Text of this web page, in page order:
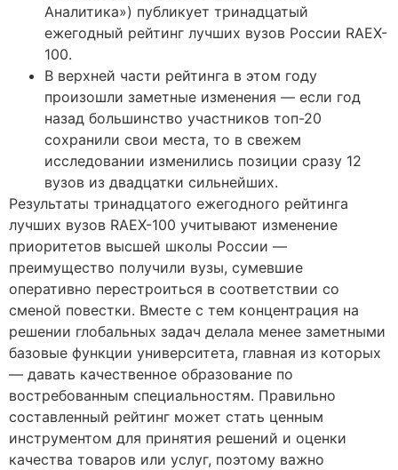
Аналитика») публикует тринадцатый
ежегодный рейтинг лучших вузов России RAEX-
100.
В верхней части рейтинга в этом году
произошли заметные изменения — если год
назад большинство участников топ-20
сохранили свои места, то в свежем
исследовании изменились позиции сразу 12
вузов из двадцатки сильнейших.
Результаты тринадцатого ежегодного рейтинга
лучших вузов RAEX-100 учитывают изменение
приоритетов высшей школы России —
преимущество получили вузы, сумевшие
оперативно перестроиться в соответствии со
сменой повестки. Вместе с тем концентрация на
решении глобальных задач делала менее заметными
базовые функции университета, главная из которых
— давать качественное образование по
востребованным специальностям. Правильно
составленный рейтинг может стать ценным
инструментом для принятия решений и оценки
качества товаров или услуг, поэтому важно